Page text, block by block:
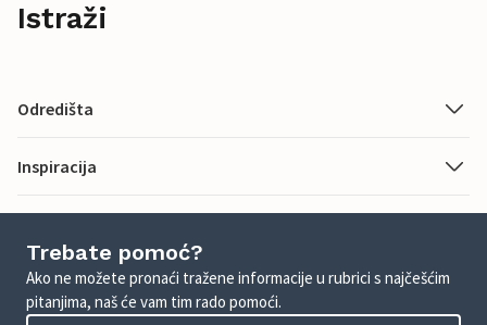
Istraži
Odredišta
Inspiracija
Trebate pomoć?
Ako ne možete pronaći tražene informacije u rubrici s najčešćim
pitanjima, naš će vam tim rado pomoći.